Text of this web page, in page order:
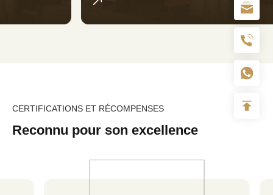
CERTIFICATIONS ET RÉCOMPENSES
Reconnu pour son excellence